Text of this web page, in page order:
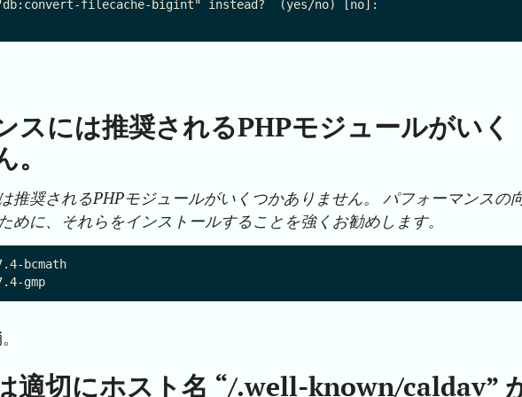
filecache-bigint" instead?  (yes/no) [no]:
スには推奨されるPHPモジュールがいく
推奨されるPHPモジュールがいくつかありません。 パフォーマンスの
めに、それらをインストールすることを強くお勧めします。
bcmath
適切にホスト名 “/.well-known/caldav”